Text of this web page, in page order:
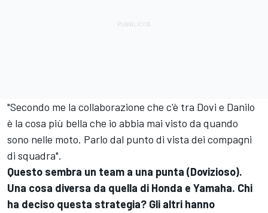
"Secondo me la collaborazione che c'è tra Dovi e Danilo
è la cosa più bella che io abbia mai visto da quando
sono nelle moto. Parlo dal punto di vista dei compagni
di squadra".
Questo sembra un team a una punta (Dovizioso).
Una cosa diversa da quella di Honda e Yamaha. Chi
ha deciso questa strategia? Gli altri hanno